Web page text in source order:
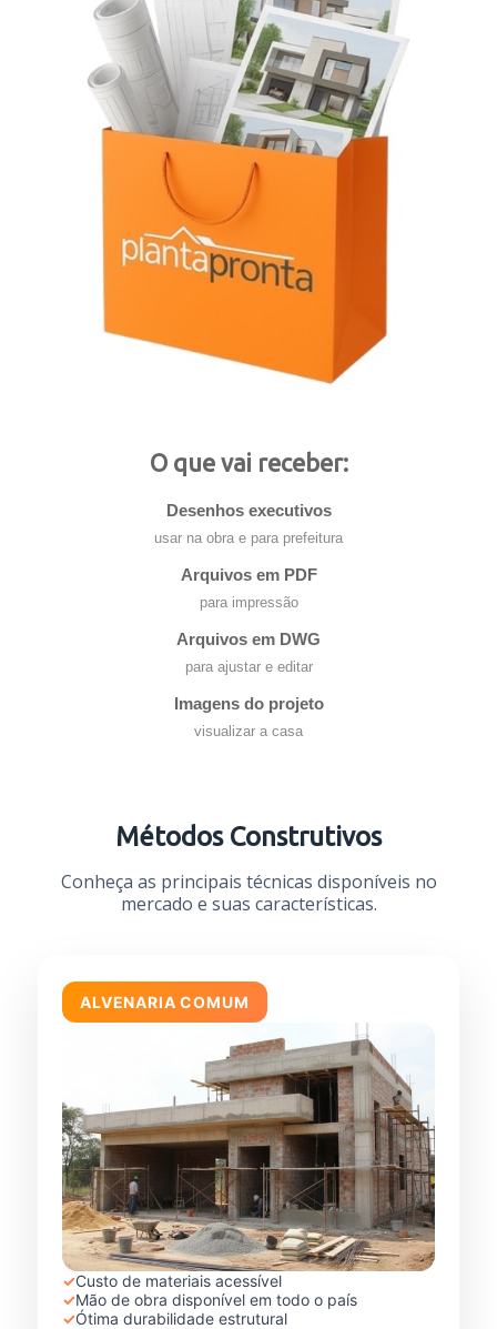
O que vai receber:
Desenhos executivos
usar na obra e para prefeitura
Arquivos em PDF
para impressão
Arquivos em DWG
para ajustar e editar
Imagens do projeto
visualizar a casa
Métodos Construtivos
Conheça as principais técnicas disponíveis no
mercado e suas características.
ALVENARIA COMUM
✓Custo de materiais acessível
✓Mão de obra disponível em todo o país
✓Ótima durabilidade estrutural